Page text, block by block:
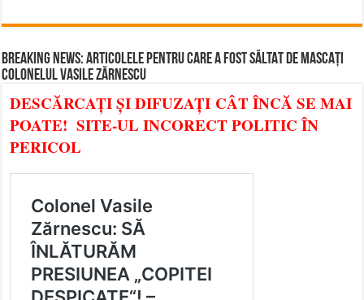
BREAKING NEWS: ARTICOLELE PENTRU CARE A FOST SĂLTAT DE MASCAȚI
COLONELUL VASILE ZĂRNESCU
DESCĂRCAȚI ȘI DIFUZAȚI CÂT ÎNCĂ SE MAI
POATE! SITE-UL INCORECT POLITIC ÎN
PERICOL